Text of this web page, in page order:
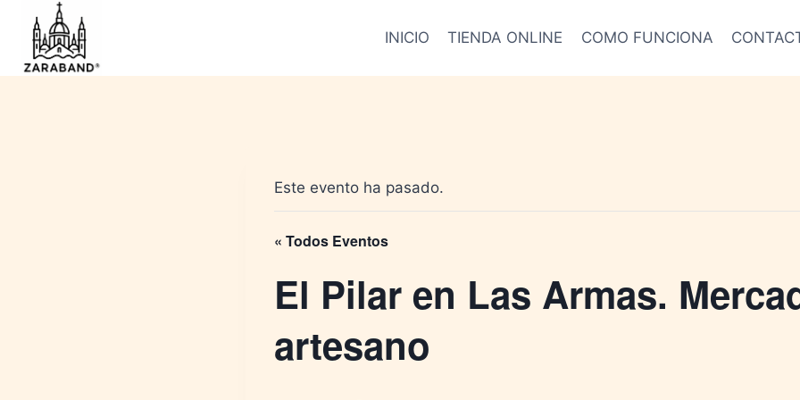
contenido
INICIO TIENDA ONLINE COMO FUNCIONA
Este evento ha pasado.
« Todos Eventos
El Pilar en Las Armas.
artesano